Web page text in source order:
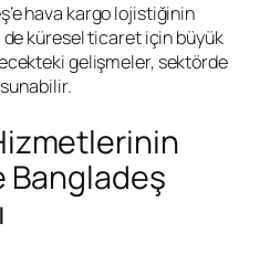
hava kargo lojistiğinin
küresel ticaret için büyük
gelişmeler, sektörde
Bangladeş